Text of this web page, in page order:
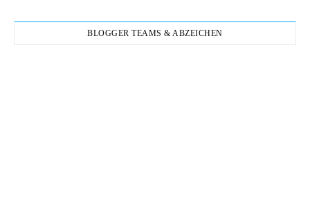
BLOGGER TEAMS & ABZEICHEN